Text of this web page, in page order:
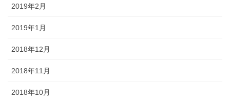
2019年2月
2019年1月
2018年12月
2018年11月
2018年10月